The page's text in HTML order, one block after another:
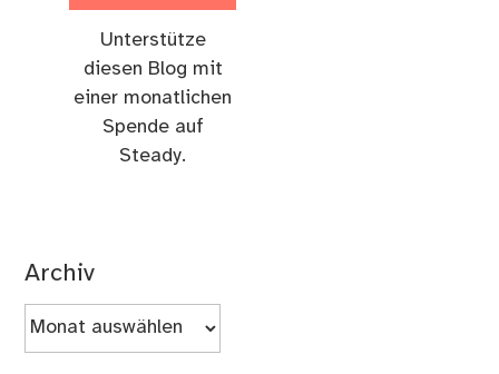
Unterstütze
diesen Blog mit
einer monatlichen
Spende auf
Steady.
Archiv
Archiv